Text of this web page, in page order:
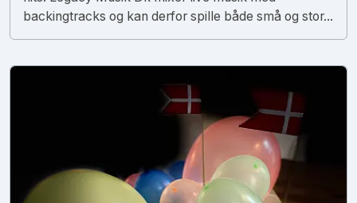
backingtracks og kan derfor spille både små og stor...